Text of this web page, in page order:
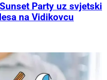
Party uz svjetski
na Vidikovcu